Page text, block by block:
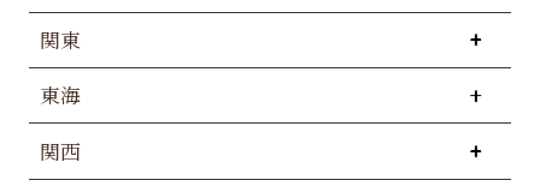
関東
東海
関西